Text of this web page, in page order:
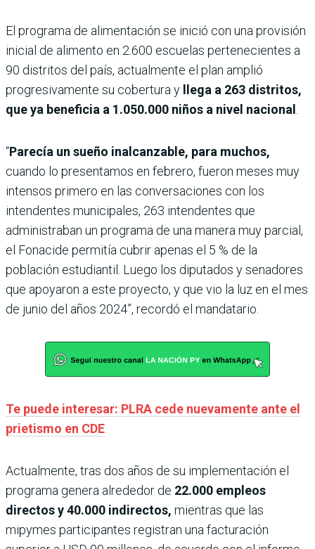
El programa de alimentación se inició con una provisión
inicial de alimento en 2.600 escuelas pertenecientes a
90 distritos del país, actualmente el plan amplió
progresivamente su cobertura y
llega a 263 distritos,
que ya beneficia a 1.050.000 niños a nivel nacional
“Parecía un sueño inalcanzable, para muchos,
cuando lo presentamos en febrero, fueron meses muy
intensos primero en las conversaciones con los
intendentes municipales, 263 intendentes que
administraban un programa de una manera muy parcial,
el Fonacide permitía cubrir apenas el 5 % de la
población estudiantil. Luego los diputados y senadores
que apoyaron a este proyecto, y que vio la luz en el mes
de junio del años 2024”, recordó el mandatario.
Te puede interesar: PLRA cede nuevamente ante el
prietismo en CDE
Actualmente, tras dos años de su implementación el
programa genera alrededor de 22.000 empleos
directos y 40.000 indirectos, mientras que las
mipymes participantes registran una facturación